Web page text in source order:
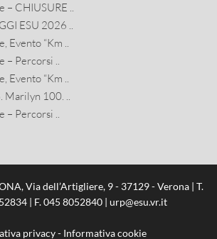
CHIUSURE ..
ESU 2026 ..
Evento “Km ..
Percorsi ..
Evento “Km ..
100. ..
Percorsi ..
Via dell’Artigliere, 9 - 37129 - Verona | T.
| F. 045 8052840 | urp@esu.vr.it
privacy- Informativa cookie